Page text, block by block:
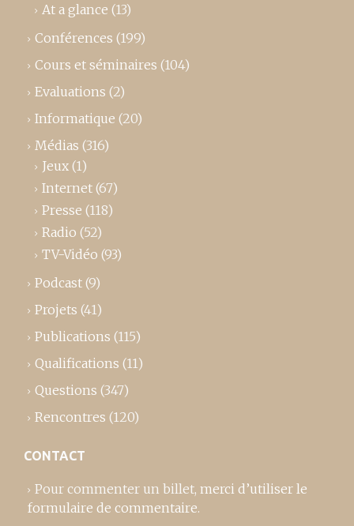
At a glance (13)
Conférences (199)
Cours et séminaires (104)
Evaluations (2)
Informatique (20)
Médias (316)
Jeux (1)
Internet (67)
Presse (118)
Radio (52)
TV-Vidéo (93)
Podcast (9)
Projets (41)
Publications (115)
Qualifications (11)
Questions (347)
Rencontres (120)
CONTACT
Pour commenter un billet, merci d’utiliser le
formulaire de commentaire.